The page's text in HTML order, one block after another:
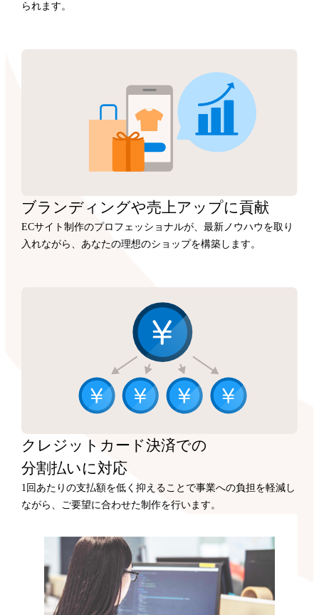
られます。
ブランディングや売上アップに貢献
ECサイト制作のプロフェッショナルが、最新ノウハウを取り
入れながら、あなたの理想のショップを構築します。
クレジットカード決済での
分割払いに対応
1回あたりの支払額を低く抑えることで事業への負担を軽減し
ながら、ご要望に合わせた制作を行います。